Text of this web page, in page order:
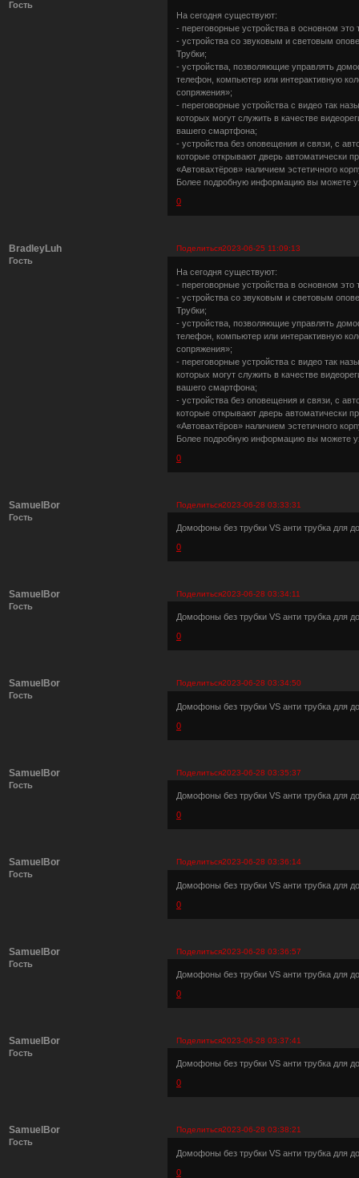
Гость
На сегодня существуют:
- переговорные устройства в основном
- устройства со звуковым и световым
Трубки;
- устройства, позволяющие управлять
телефон, компьютер или интерактивную
сопряжения»;
- переговорные устройства с видео так
которых могут служить в качестве
вашего смартфона;
- устройства без оповещения и связи, с
которые открывают дверь автоматически
«Автовахтёров» наличием эстетичного
Более подробную информацию вы можете
0
Поделиться2023-06-25 11:09:13
BradleyLuh
Гость
На сегодня существуют:
- переговорные устройства в основном
- устройства со звуковым и световым
Трубки;
- устройства, позволяющие управлять
телефон, компьютер или интерактивную
сопряжения»;
- переговорные устройства с видео так
которых могут служить в качестве
вашего смартфона;
- устройства без оповещения и связи, с
которые открывают дверь автоматически
«Автовахтёров» наличием эстетичного
Более подробную информацию вы можете
0
Поделиться2023-06-28 03:33:31
SamuelBor
Гость
Домофоны без трубки VS анти трубка для
0
Поделиться2023-06-28 03:34:11
SamuelBor
Гость
Домофоны без трубки VS анти трубка для
0
Поделиться2023-06-28 03:34:50
SamuelBor
Гость
Домофоны без трубки VS анти трубка для
0
Поделиться2023-06-28 03:35:37
SamuelBor
Гость
Домофоны без трубки VS анти трубка для
0
Поделиться2023-06-28 03:36:14
SamuelBor
Гость
Домофоны без трубки VS анти трубка для
0
Поделиться2023-06-28 03:36:57
SamuelBor
Гость
Домофоны без трубки VS анти трубка для
0
Поделиться2023-06-28 03:37:41
SamuelBor
Гость
Домофоны без трубки VS анти трубка для
0
Поделиться2023-06-28 03:38:21
SamuelBor
Гость
Домофоны без трубки VS анти трубка для
0